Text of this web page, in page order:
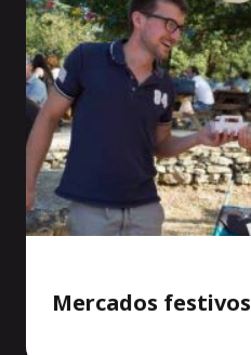
Mercados festivos